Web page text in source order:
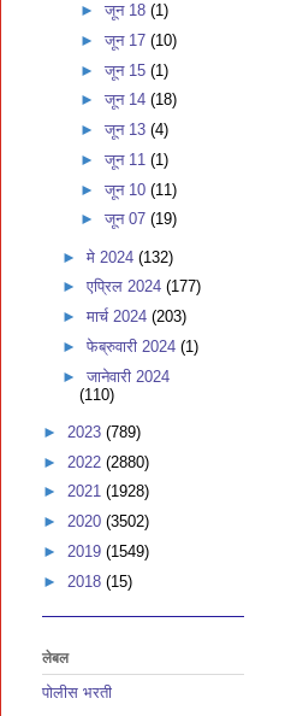
►जून 18(1)
►जून 17(10)
►जून 15(1)
►जून 14(18)
►जून 13(4)
►जून 11(1)
►जून 10(11)
►जून 07(19)
► मे 2024 (132)
► एप्रिल 2024 (177)
► मार्च 2024 (203)
► फेब्रुवारी 2024 (1)
► जानेवारी 2024
(110)
► 2023 (789)
► 2022 (2880)
► 2021 (1928)
► 2020 (3502)
► 2019 (1549)
► 2018 (15)
लेबल
पोलीस भरती